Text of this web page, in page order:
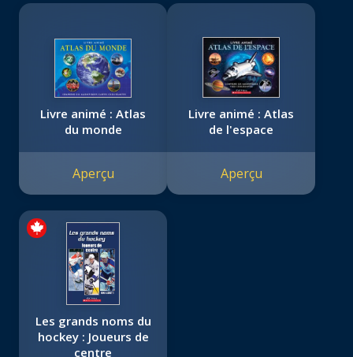
Livre animé : Atlas
du monde
Aperçu
Livre animé : Atlas
de l'espace
Aperçu
Les grands noms du
hockey : Joueurs de
centre